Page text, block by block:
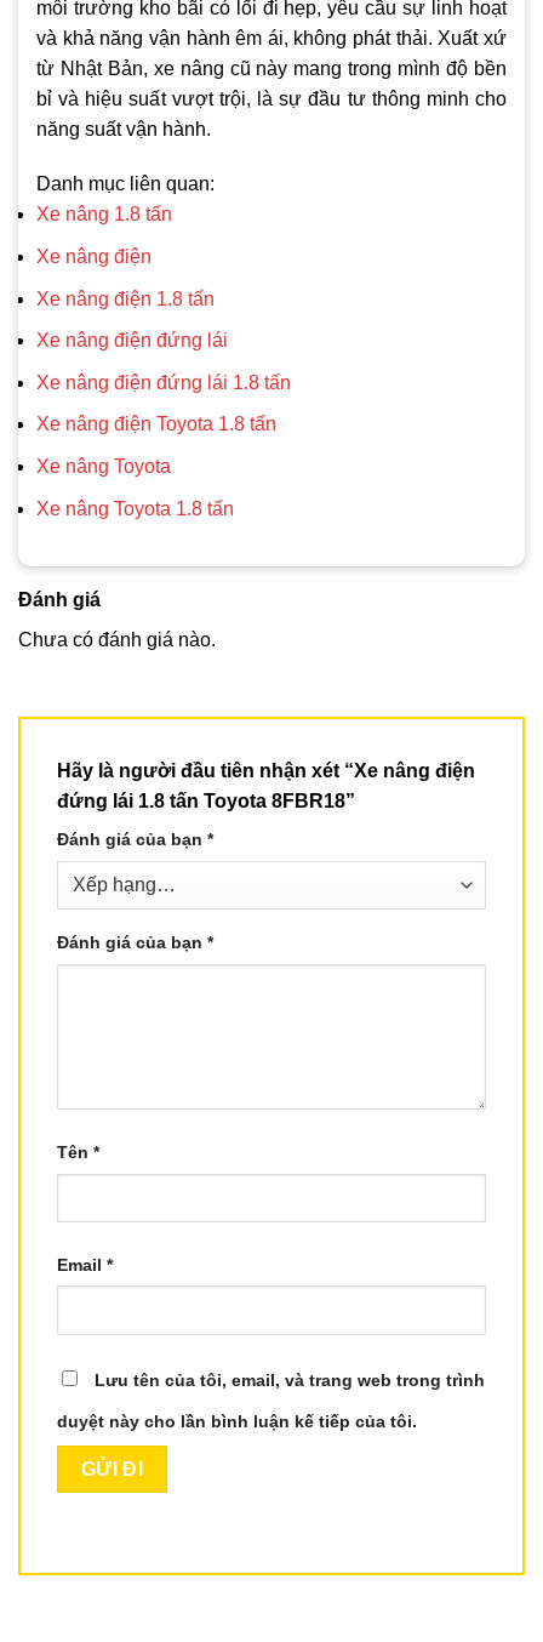
môi trường kho bãi có lối đi hẹp, yêu cầu sự linh hoạt
và khả năng vận hành êm ái, không phát thải. Xuất xứ
từ Nhật Bản, xe nâng cũ này mang trong mình độ bền
bỉ và hiệu suất vượt trội, là sự đầu tư thông minh cho
năng suất vận hành.
Danh mục liên quan:
Xe nâng 1.8 tấn
Xe nâng điện
Xe nâng điện 1.8 tấn
Xe nâng điện đứng lái
Xe nâng điện đứng lái 1.8 tấn
Xe nâng điện Toyota 1.8 tấn
Xe nâng Toyota
Xe nâng Toyota 1.8 tấn
Đánh giá
Chưa có đánh giá nào.
Hãy là người đầu tiên nhận xét “Xe nâng điện
đứng lái 1.8 tấn Toyota 8FBR18”
Đánh giá của bạn *
Đánh giá của bạn *
Tên *
Email *
Lưu tên của tôi, email, và trang web trong trình
duyệt này cho lần bình luận kế tiếp của tôi.